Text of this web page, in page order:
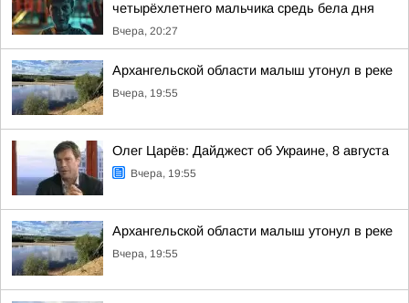
четырёхлетнего мальчика средь бела дня
Вчера, 20:27
Архангельской области малыш утонул в реке
Вчера, 19:55
Олег Царёв: Дайджест об Украине, 8 августа
Вчера, 19:55
Архангельской области малыш утонул в реке
Вчера, 19:55